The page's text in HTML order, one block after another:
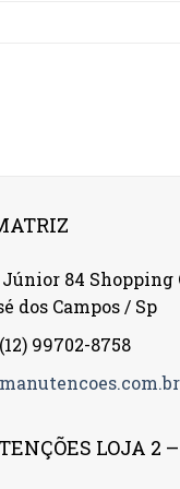
Júnior 84
dos Campos / Sp
(12) 99702-8758
LOJA 2